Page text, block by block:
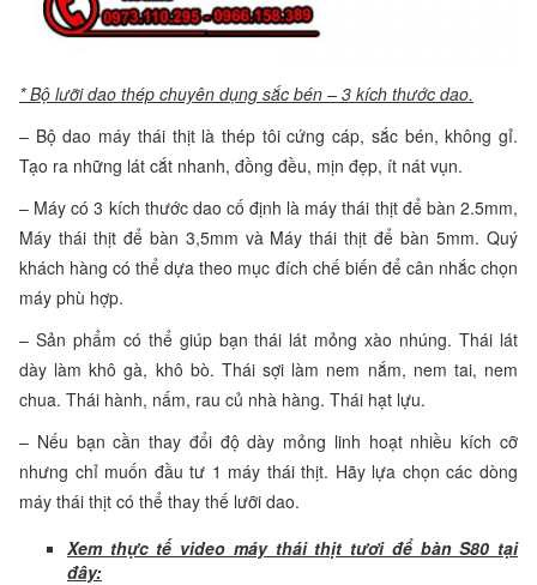
* Bộ lưỡi dao thép chuyên dụng sắc bén – 3 kích thước dao.
– Bộ dao máy thái thịt là thép tôi cứng cáp, sắc bén, không gỉ.
Tạo ra những lát cắt nhanh, đồng đều, mịn đẹp, ít nát vụn.
– Máy có 3 kích thước dao cố định là máy thái thịt để bàn 2.5mm,
Máy thái thịt để bàn 3,5mm và Máy thái thịt để bàn 5mm. Quý
khách hàng có thể dựa theo mục đích chế biến để cân nhắc chọn
máy phù hợp.
– Sản phẩm có thể giúp bạn thái lát mỏng xào nhúng. Thái lát
dày làm khô gà, khô bò. Thái sợi làm nem nắm, nem tai, nem
chua. Thái hành, nấm, rau củ nhà hàng. Thái hạt lựu.
– Nếu bạn cần thay đổi độ dày mỏng linh hoạt nhiều kích cỡ
nhưng chỉ muốn đầu tư 1 máy thái thịt. Hãy lựa chọn các dòng
máy thái thịt có thể thay thế lưỡi dao.
Xem thực tế video máy thái thịt tươi để bàn S80 tại
đây: